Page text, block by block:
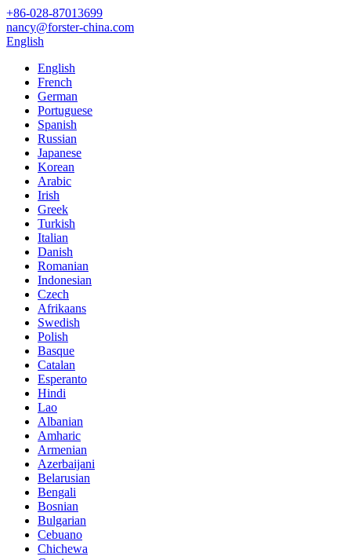
+86-028-87013699
nancy@forster-china.com
English
English
French
German
Portuguese
Spanish
Russian
Japanese
Korean
Arabic
Irish
Greek
Turkish
Italian
Danish
Romanian
Indonesian
Czech
Afrikaans
Swedish
Polish
Basque
Catalan
Esperanto
Hindi
Lao
Albanian
Amharic
Armenian
Azerbaijani
Belarusian
Bengali
Bosnian
Bulgarian
Cebuano
Chichewa